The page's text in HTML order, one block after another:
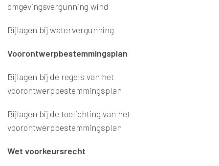
omgevingsvergunning wind
Bijlagen bij watervergunning
Voorontwerpbestemmingsplan
Bijlagen bij de regels van het
voorontwerpbestemmingsplan
Bijlagen bij de toelichting van het
voorontwerpbestemmingsplan
Wet voorkeursrecht